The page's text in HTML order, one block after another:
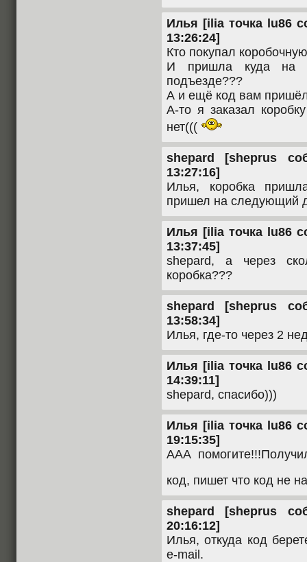
Илья [ilia точка lu86
13:26:24]
Кто покупал
И пришла куда на
подъезде???
А и ещё код вам
А-то я заказал
нет(((
shepard [sheprus
13:27:16]
Илья, коробка
пришел на следующий
Илья [ilia точка lu86
13:37:45]
shepard, а через
коробка???
shepard [sheprus
13:58:34]
Илья, где-то через 2
Илья [ilia точка lu86
14:39:11]
shepard, спасибо)))
Илья [ilia точка lu86
19:15:35]
ААА
код, пишет что код не
shepard [sheprus
20:16:12]
Илья, откуда код
e-mail.